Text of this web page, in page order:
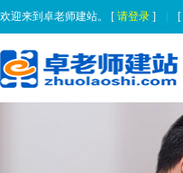
欢迎来到卓老师建站。 [ 请登录 ] [